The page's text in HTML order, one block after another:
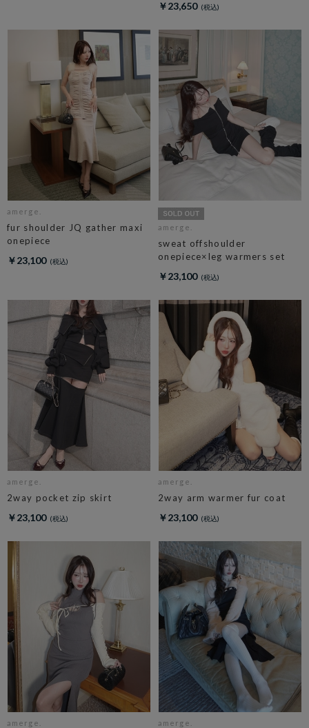
￥23,650
amerge.
fur shoulder JQ gather maxi
onepiece
￥23,100
amerge.
sweat offshoulder
onepiece×leg warmers set
￥23,100
amerge.
2way pocket zip skirt
￥23,100
amerge.
2way arm warmer fur coat
￥23,100
amerge. amerge.